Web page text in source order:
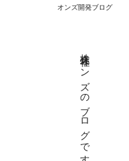
オンズ開発ブログ
株式会社オンズのブログです